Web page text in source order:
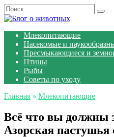
Перейти
к
Search
for:
Млекопитающие
Насекомые и
Пресмыкающиеся и
Птицы
Рыбы
Советы по уходу
Главная » Млекопитающие
Всё что вы должны
Азорская пастушья